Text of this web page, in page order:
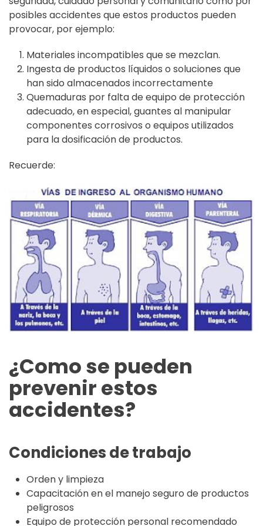
posibles accidentes que estos productos pueden
provocar, por ejemplo:
Materiales incompatibles que se mezclan.
Ingesta de productos líquidos o soluciones que
han sido almacenados incorrectamente
Quemaduras por falta de equipo de protección
adecuado, en especial, guantes al manipular
componentes corrosivos o equipos utilizados
para la dosificación de productos.
Recuerde:
¿Como se pueden
prevenir estos
accidentes?
Condiciones de trabajo
Orden y limpieza
Capacitación en el manejo seguro de productos
peligrosos
Equipo de protección personal recomendado